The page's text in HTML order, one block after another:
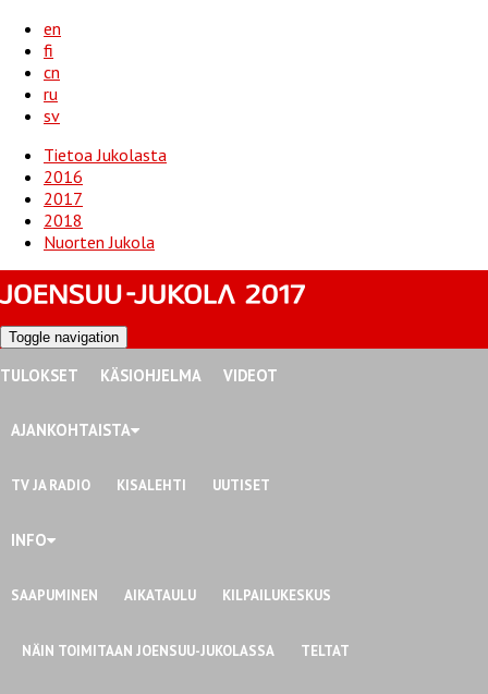
en
fi
cn
ru
sv
Tietoa Jukolasta
2016
2017
2018
Nuorten Jukola
Toggle navigation
TULOKSET KÄSIOHJELMA VIDEOT
AJANKOHTAISTA
TV JA RADIO KISALEHTI UUTISET
INFO
SAAPUMINEN AIKATAULU KILPAILUKESKUS
NÄIN TOIMITAAN JOENSUU-JUKOLASSA TELTAT